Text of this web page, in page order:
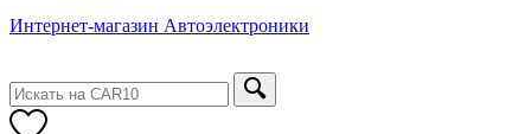
Интернет-магазин Автоэлектроники